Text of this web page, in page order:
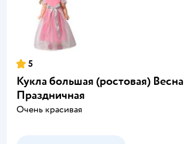
5
Кукла большая (ростовая) Весна
Праздничная
Очень красивая